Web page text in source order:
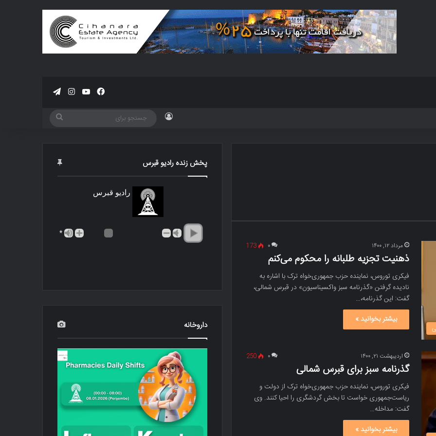
فیسبوکیوتیوباینستاگرام
مرداد ۱۲, ۱۴۰۰ ۰ 173
ذهنیت تجزیه طلبانه را محکوم می‌کنم
فیکری توروس، نماینده حزب جمهوری‌خواه ترک با اشاره به
نادیده گرفتن «گذرنامه سبز واکسیناسیون» در قبرس شمالی،
گفت: این گذرنامه،…
بیشتر بخوانید »
اردیبهشت ۲۱, ۱۴۰۰ ۰ 250
گذرنامه سبز برای قبرس شمالی
فیکری توروس، نماینده حزب جمهوری‌خواه ترک از دولت و
ریاست‌جمهوری خواست تا بخش گردشگری را احیا کنند. وی
گفت: مداخله…
بیشتر بخوانید »
پخش زنده رادیو قبرس
رادیو قبرس
*
داروخانه